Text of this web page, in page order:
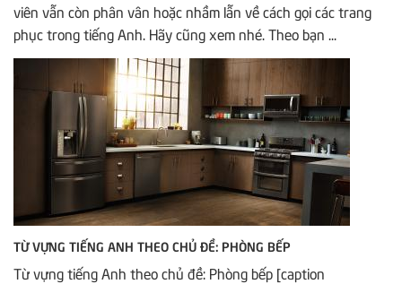
viên vẫn còn phân vân hoặc nhầm lẫn về cách gọi các trang
phục trong tiếng Anh. Hãy cũng xem nhé. Theo bạn ...
TỪ VỰNG TIẾNG ANH THEO CHỦ ĐỀ: PHÒNG BẾP
Từ vựng tiếng Anh theo chủ đề: Phòng bếp [caption